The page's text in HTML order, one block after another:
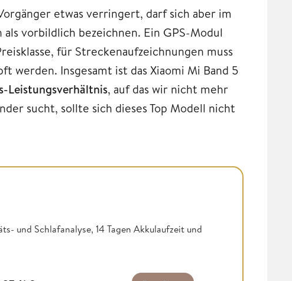
etwas verringert, darf sich aber im
vorbildlich bezeichnen. Ein GPS-Modul
für Streckenaufzeichnungen muss
werden. Insgesamt ist das Xiaomi Mi Band 5
Leistungsverhältnis, auf das wir nicht mehr
sucht, sollte sich dieses Top Modell nicht
und Schlafanalyse, 14 Tagen Akkulaufzeit und